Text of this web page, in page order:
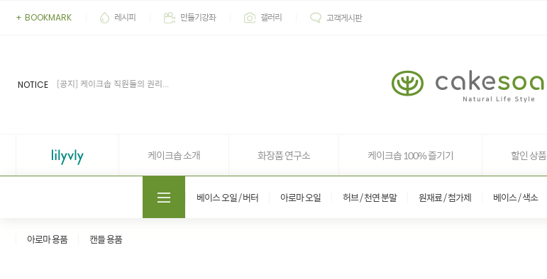
+ BOOKMARK 레시피 만들기강좌 갤러리 고객게시판
NOTICE
[이벤트] 상품 후기 7월 당첨자...
케이크솝 소개 화장품 연구소 케이크솝 100% 즐기기 할인 상품
베이스 오일 / 버터 아로마 오일 허브 / 천연 분말 원재료 / 첨가제 베이스 / 색소
아로마 용품 캔들 용품